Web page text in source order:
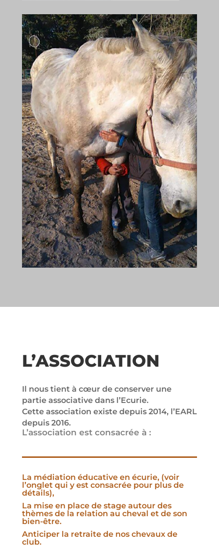
L’ASSOCIATION
Il nous tient à cœur de conserver une
partie associative dans l’Ecurie.
Cette association existe depuis 2014, l’EARL
depuis 2016.
L’association est consacrée à :
La médiation éducative en écurie, (voir
l’onglet qui y est consacrée pour plus de
détails),
La mise en place de stage autour des
thèmes de la relation au cheval et de son
bien-être.
Anticiper la retraite de nos chevaux de
club.